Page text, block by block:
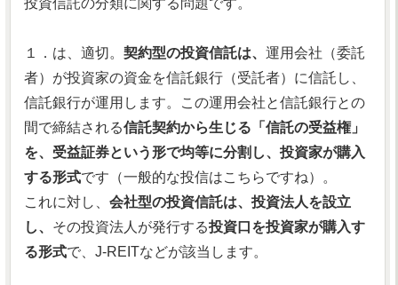
投資信託の分類に関する問題です。
１．は、適切。 契約型の投資信託は、 運用会社（委託
者）が投資家の資金を信託銀行（受託者）に信託し、
信託銀行が運用します。この運用会社と信託銀行との
間で締結される信託契約から生じる「信託の受益権」
を、受益証券という形で均等に分割し、投資家が購入
する形式です（一般的な投信はこちらですね）。
これに対し、 会社型の投資信託は、投資法人を設立
し、 その投資法人が発行する投資口を投資家が購入す
る形式で、J-REITなどが該当します。